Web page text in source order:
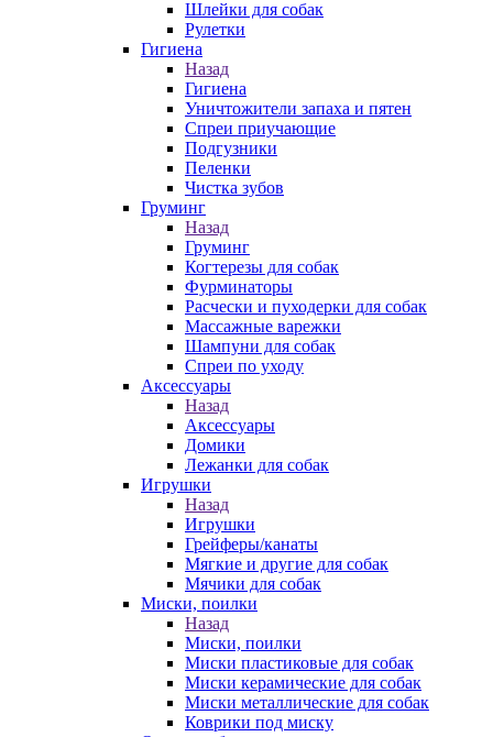
Шлейки для собак
Рулетки
Гигиена
Назад
Гигиена
Уничтожители запаха и пятен
Спреи приучающие
Подгузники
Пеленки
Чистка зубов
Груминг
Назад
Груминг
Когтерезы для собак
Фурминаторы
Расчески и пуходерки для собак
Массажные варежки
Шампуни для собак
Спреи по уходу
Аксессуары
Назад
Аксессуары
Домики
Лежанки для собак
Игрушки
Назад
Игрушки
Грейферы/канаты
Мягкие и другие для собак
Мячики для собак
Миски, поилки
Назад
Миски, поилки
Миски пластиковые для собак
Миски керамические для собак
Миски металлические для собак
Коврики под миску